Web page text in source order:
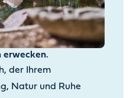
erwecken.
der Ihrem
Natur und Ruhe